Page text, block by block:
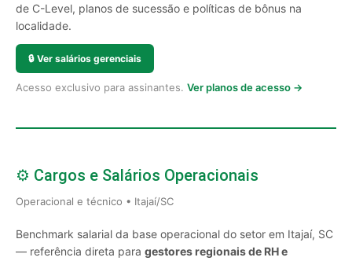
de C-Level, planos de sucessão e políticas de bônus na
localidade.
🔒 Ver salários gerenciais
Acesso exclusivo para assinantes. Ver planos de acesso →
⚙️ Cargos e Salários Operacionais
Operacional e técnico • Itajaí/SC
Benchmark salarial da base operacional do setor em Itajaí, SC
— referência direta para gestores regionais de RH e